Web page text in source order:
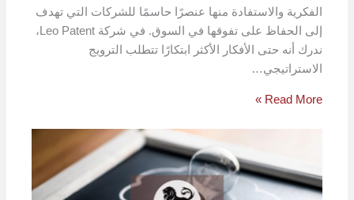
الفكرية والاستفادة منها عنصرًا حاسمًا للشركات التي تهدف
إلى الحفاظ على تفوقها في السوق. في شركة Leo Patent،
ندرك أنه حتى الأفكار الأكثر ابتكارًا تتطلب الترويج
الاستراتيجي…
Read More »